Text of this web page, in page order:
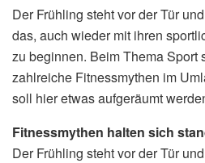
Der Frühling steht vor der Tür
das, auch wieder mit ihren
zu beginnen. Beim Thema Sport
zahlreiche Fitnessmythen im
soll hier etwas aufgeräumt
Fitnessmythen halten sich
Der Frühling steht vor der Tür